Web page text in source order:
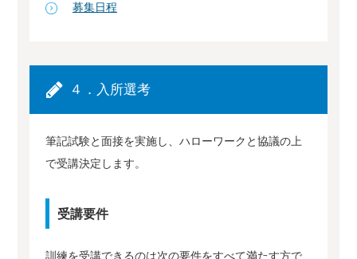
募集日程
４．入所選考
筆記試験と面接を実施し、ハローワークと協議の上
で受講決定します。
受講要件
訓練を受講できるのは次の要件をすべて満たす方で